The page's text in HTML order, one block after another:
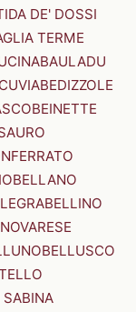
DE' DOSSI
TERME
BAULADU
BEDIZZOLE
BEINETTE
BELLANO
BELLINO
BELLUSCO